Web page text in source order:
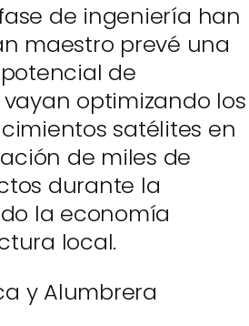
de ingeniería han
maestro prevé una
de
optimizando los
satélites en
de miles de
durante la
la economía
local.
y Alumbrera